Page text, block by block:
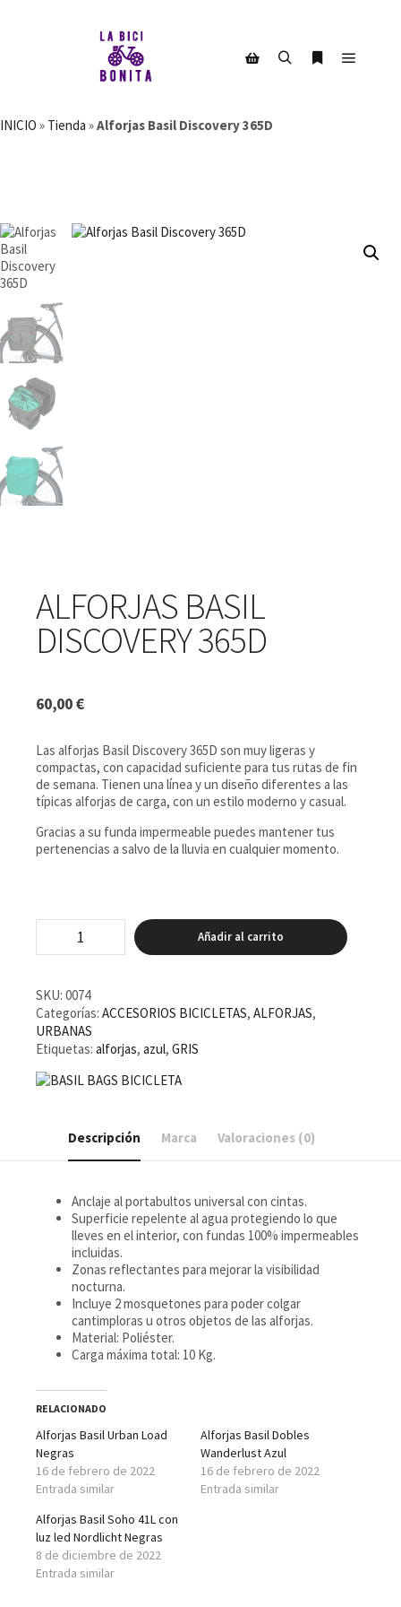
INICIO » Tienda »Alforjas Basil Discovery 365D
ALFORJAS BASIL
DISCOVERY 365D
60,00€
Las alforjas Basil Discovery 365D son muy ligeras y
compactas, con capacidad suficiente para tus rutas de fin
de semana. Tienen una línea y un diseño diferentes a las
típicas alforjas de carga, con un estilo moderno y casual.
Gracias a su funda impermeable puedes mantener tus
pertenencias a salvo de la lluvia en cualquier momento.
Discovery
cantidad
Añadir al carrito
SKU: 0074
Categorías: ACCESORIOS BICICLETAS, ALFORJAS,
URBANAS
Etiquetas: alforjas, azul, GRIS
Descripción Marca Valoraciones (0)
Anclaje al portabultos universal con cintas.
Superficie repelente al agua protegiendo lo que
lleves en el interior, con fundas 100% impermeables
incluidas.
Zonas reflectantes para mejorar la visibilidad
nocturna.
Incluye 2 mosquetones para poder colgar
cantimploras u otros objetos de las alforjas.
Material: Poliéster.
Carga máxima total: 10 Kg.
RELACIONADO
Alforjas Basil Urban Load
Negras
16 de febrero de 2022
Entrada similar
Alforjas Basil Dobles
Wanderlust Azul
16 de febrero de 2022
Entrada similar
Alforjas Basil Soho 41L con
luz led Nordlicht Negras
8 de diciembre de 2022
Entrada similar